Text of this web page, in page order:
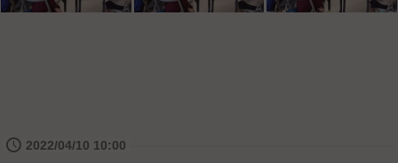
🕔 2022/04/10 10:00